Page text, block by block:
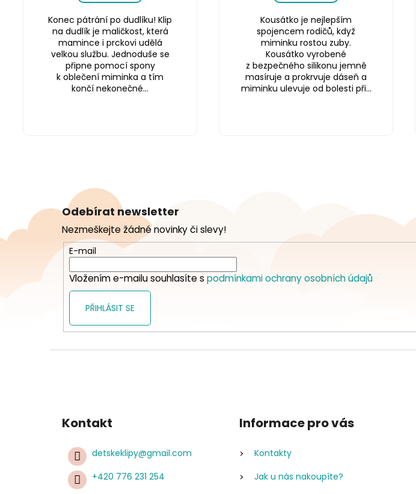
Konec pátrání po dudlíku! Klip
na dudlík je maličkost, která
mamince i prckovi udělá
velkou službu. Jednoduše se
připne pomocí spony
k oblečení miminka a tím
končí nekonečné...
Kousátko je nejlepším
spojencem rodičů, když
miminku rostou zuby.
Kousátko vyrobené
z bezpečného silikonu jemně
masíruje a prokrvuje dáseň a
miminku ulevuje od bolesti při...
a
Odebírat newsletter
Nezmeškejte žádné novinky či slevy!
E-mail
Vložením e-mailu souhlasíte s podmínkami ochrany osobních údajů
PŘIHLÁSIT SE
Kontakt
detskeklipy@gmail.com
+420 776 231 254
Informace pro vás
Kontakty
Jak u nás nakoupíte?